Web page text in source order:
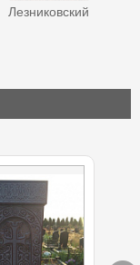
Лезниковский